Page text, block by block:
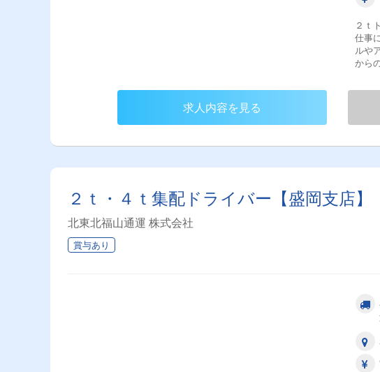
２ｔ
仕事
ルや
から
採用
程度
試用
求人内容を見る
２ｔ・４ｔ集配ドライバー【盛岡支店】
北東北福山通運 株式会社
賞与あり